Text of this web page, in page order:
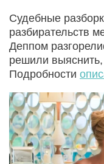
Судебные
разбирательств
Деппом
решили выяснить,
Подробности